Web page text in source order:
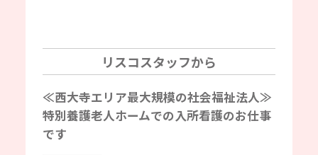
リスコスタッフから
≪西大寺エリア最大規模の社会福祉法人≫
特別養護老人ホームでの入所看護のお仕事
です